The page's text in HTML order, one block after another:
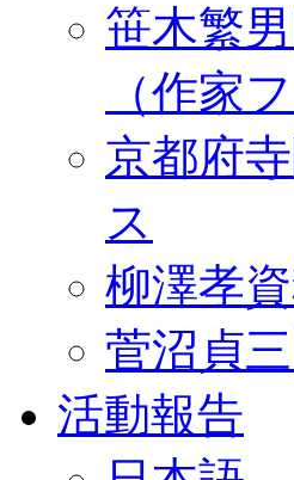
笹木繁
（作家
京都府
ス
柳澤孝
菅沼貞
活動報告